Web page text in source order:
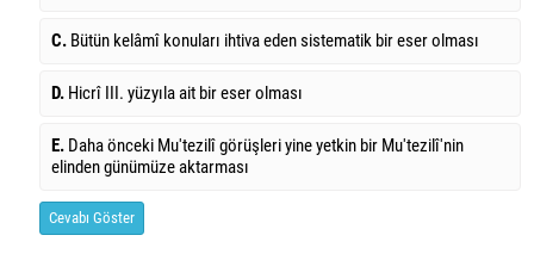
C. Bütün kelâmî konuları ihtiva eden sistematik bir eser olması
D. Hicrî III. yüzyıla ait bir eser olması
E. Daha önceki Mu'tezilî görüşleri yine yetkin bir Mu'tezilî'nin
elinden günümüze aktarması
Cevabı Göster